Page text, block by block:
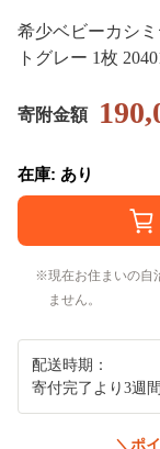
希少ベビーカシ
トグレー 1枚
寄附金額
在庫: あり
現在お住まいの自
ません。
配送時期：
寄付完了より3週
＼ポ